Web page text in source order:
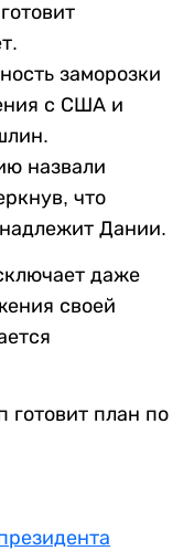
заморозки
с США и
назвали
что
Дании.
даже
своей
готовит план по